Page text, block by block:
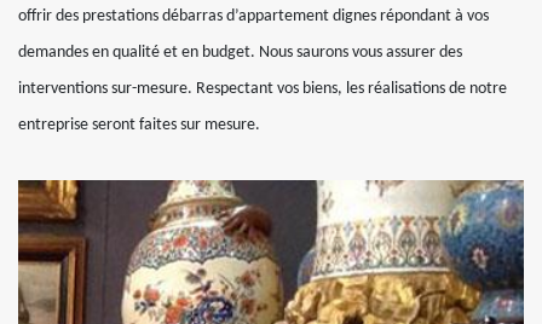
offrir des prestations débarras d’appartement dignes répondant à vos
demandes en qualité et en budget. Nous saurons vous assurer des
interventions sur-mesure. Respectant vos biens, les réalisations de notre
entreprise seront faites sur mesure.